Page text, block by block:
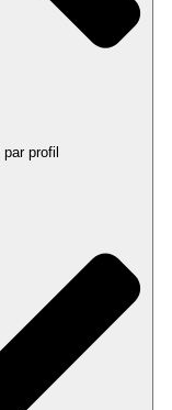
profil